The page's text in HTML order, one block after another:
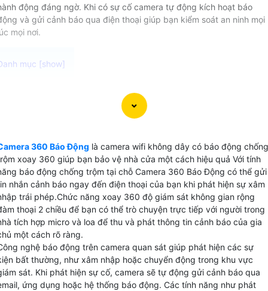
động đáng ngờ. Khi có sự cố camera tự động kích hoạt báo
và gửi cảnh báo qua điện thoại giúp bạn kiểm soát an ninh mọi
mọi nơi.
360 Báo Động Hikvision là sự lựa chọn hoàn hảo
việc giám sát an ninh tại nhà hay văn phòng của bạn.
động xung quanh. Thậm chí vào ban đêmCamera 360
Độngvẫn cho hình ảnh màu sắc sắc nét để bạn có thể
dõi mọi sự kiện một cách rõ ràng. Không chỉ là một
bị giám sát thông thường Camera 360 Báo Động
còn có khả năng đàm thoại 2 chiều, cho phép bạn
tiếp trực tiếp với người ở trong nhà. Điều đặc biệt hơn,
phát hiện có sự đột nhập, camera này sẽ tự động báo
tại chỗ bằng còi và đèn xanh đỏ để cảnh báo người
360 Báo Động là camera wifi không dây có báo động chống
xoay 360 giúp bạn bảo vệ nhà cửa một cách hiệu quả Với tính
báo động chống trộm tại chỗ Camera 360 Báo Động có thể gửi
nhắn cảnh báo ngay đến điện thoại của bạn khi phát hiện sự xâm
trái phép.Chức năng xoay 360 độ giám sát không gian rộng
thoại 2 chiều để bạn có thể trò chuyện trực tiếp với người trong
tích hợp micro và loa để thu và phát thông tin cảnh báo của gia
một cách rõ ràng.
nghệ báo động trên camera quan sát giúp phát hiện các sự
bất thường, như xâm nhập hoặc chuyển động trong khu vực
sát. Khi phát hiện sự cố, camera sẽ tự động gửi cảnh báo qua
ứng dụng hoặc hệ thống báo động. Các tính năng như phát